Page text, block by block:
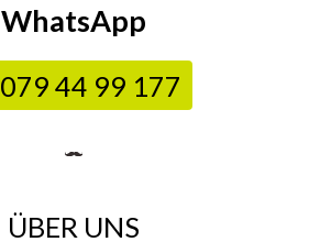
WhatsApp
079 44 99 177
ÜBER UNS